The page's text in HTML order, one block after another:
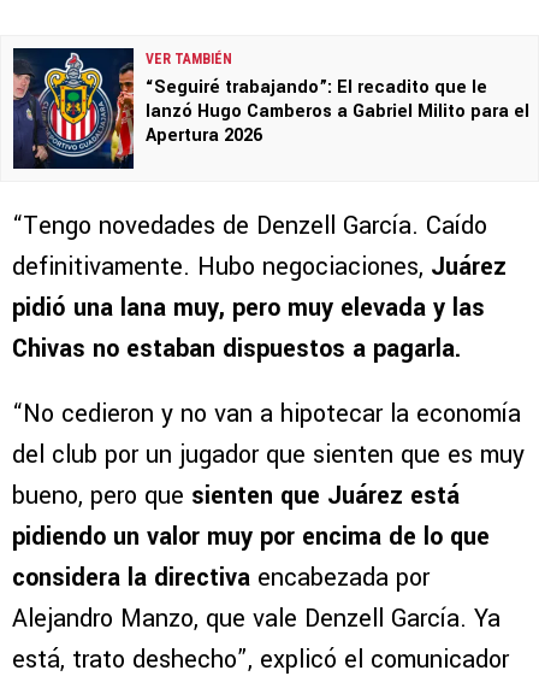
VER TAMBIÉN
“Seguiré trabajando”: El recadito que le
lanzó Hugo Camberos a Gabriel Milito para el
Apertura 2026
“Tengo novedades de Denzell García. Caído
definitivamente. Hubo negociaciones, Juárez
pidió una lana muy, pero muy elevada y las
Chivas no estaban dispuestos a pagarla.
“No cedieron y no van a hipotecar la economía
del club por un jugador que sienten que es muy
bueno, pero que sienten que Juárez está
pidiendo un valor muy por encima de lo que
considera la directiva encabezada por
Alejandro Manzo, que vale Denzell García. Ya
está, trato deshecho”, explicó el comunicador